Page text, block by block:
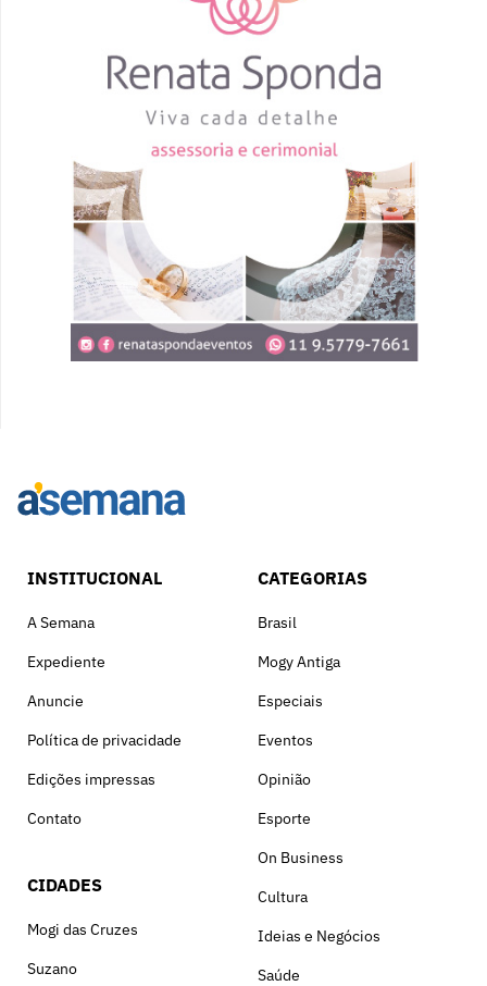
INSTITUCIONAL
A Semana
Expediente
Anuncie
Política de privacidade
Edições impressas
Contato
CIDADES
Mogi das Cruzes
Suzano
CATEGORIAS
Brasil
Mogy Antiga
Especiais
Eventos
Opinião
Esporte
On Business
Cultura
Ideias e Negócios
Saúde